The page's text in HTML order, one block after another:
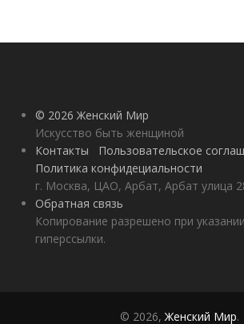
© 2026 Женский Мир
Искусство быть женщиной
Контакты
Пользовательское
Политика конфидециальности
г. Москва, ЦАО, Арбат, Арбат улица
Обратная связь
Копирование разрешено при
гиперссылки.
© 2026, Женский Мир.